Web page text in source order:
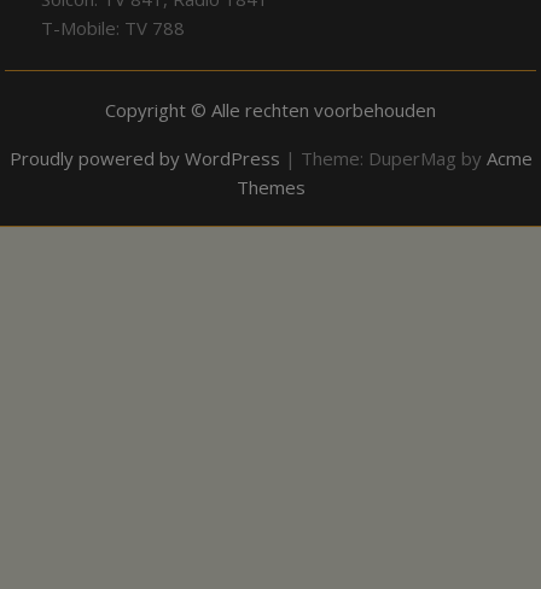
T-Mobile: TV 788
Copyright © Alle rechten voorbehouden
Proudly powered by WordPress | Theme: DuperMag by Acme
Themes